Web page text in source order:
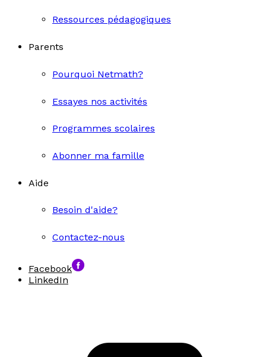
Ressources pédagogiques
Parents
Pourquoi Netmath?
Essayes nos activités
Programmes scolaires
Abonner ma famille
Aide
Besoin d'aide?
Contactez-nous
Facebook
LinkedIn